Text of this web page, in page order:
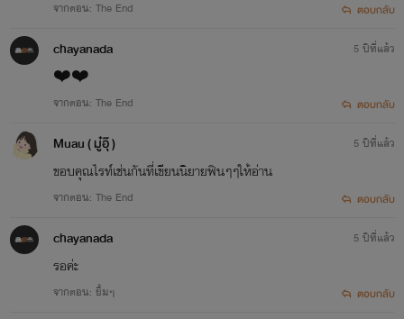
จากตอน: The End ตอบกลับ
chayanada
❤️❤️
จากตอน: The End
5 ปีที่แล้ว
ตอบกลับ
Muau ( มู๋อุ๊ )
ขอบคุณไรท์เช่นกันที่เขียนนิยายฟินๆๆให้อ่าน
จากตอน: The End
5 ปีที่แล้ว
ตอบกลับ
chayanada
รอค่ะ
จากตอน: ยิ้มๆ
5 ปีที่แล้ว
ตอบกลับ